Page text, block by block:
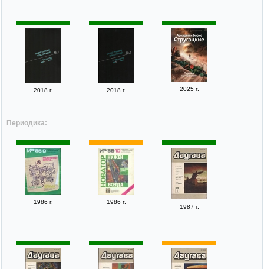
2018 г. 2018 г. 2025 г.
Периодика:
1986 г. 1986 г.
1987 г.